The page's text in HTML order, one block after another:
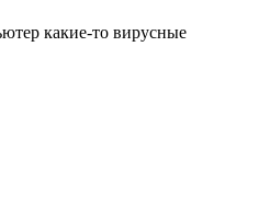
какие-то вирусные